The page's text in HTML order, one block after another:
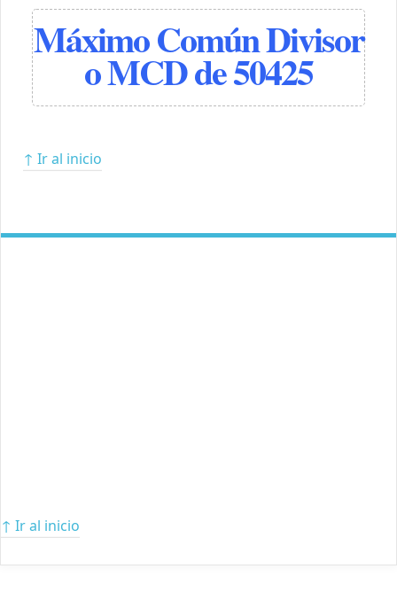
Máximo Común Divisor
o MCD de 50425
↑ Ir al inicio
↑ Ir al inicio